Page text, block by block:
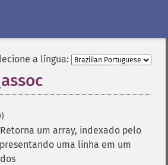
a língua:
Retorna um array, indexado pelo
uma linha em um